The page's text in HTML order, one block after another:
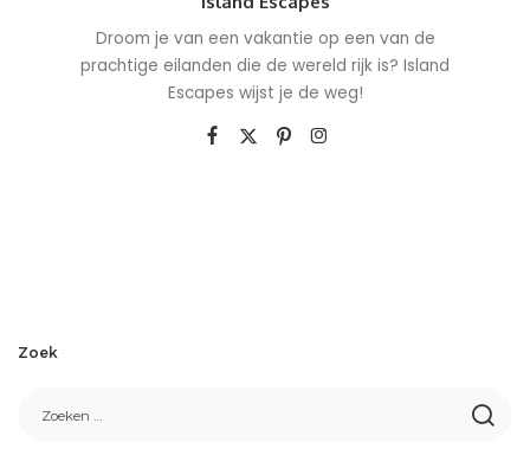
Droom je van een vakantie op een van de
prachtige eilanden die de wereld rijk is? Island
Escapes wijst je de weg!
Zoek